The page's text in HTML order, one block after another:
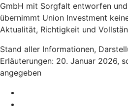
GmbH mit Sorgfalt entworfen
übernimmt Union Investment
Aktualität, Richtigkeit und
Stand aller Informationen,
Erläuterungen: 20. Januar 2026,
angegeben